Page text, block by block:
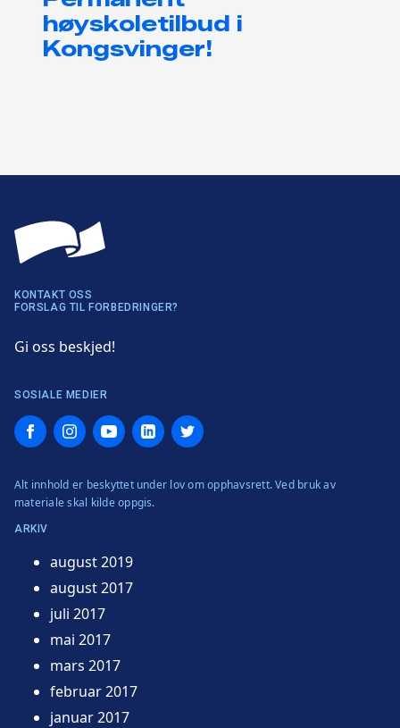
høyskoletilbud i
Kongsvinger!
KONTAKT OSS
FORSLAG TIL FORBEDRINGER?
Gi oss beskjed!
SOSIALE MEDIER
FacebookInstagramYouTubeLinkedInTwitter
Alt innhold er beskyttet under lov om opphavsrett. Ved bruk av
materiale skal kilde oppgis.
ARKIV
august 2019
august 2017
juli 2017
mai 2017
mars 2017
februar 2017
januar 2017